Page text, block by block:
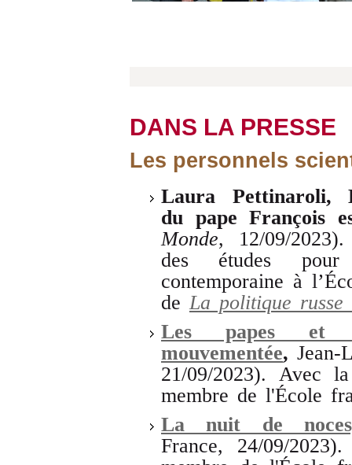
DANS LA PRESSE
Les personnels
Laura Pettinaroli,
du pape François
Monde, 12/09/
des études
contemporaine à
deLa politique russe
Les papes et
mouvementée, Jean-
21/09/2023). Avec
membre de l'École
La nuit de
France, 24/09/